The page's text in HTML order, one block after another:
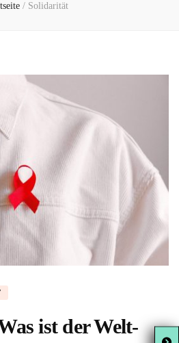
/ Solidarität
ist der Welt-